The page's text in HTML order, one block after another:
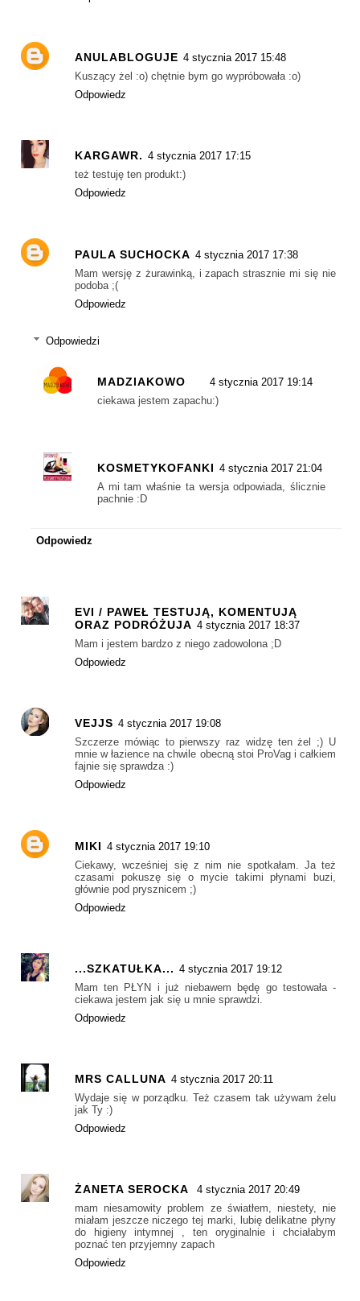
ANULABLOGUJE 4 stycznia 2017 15:48
Kuszący żel :o) chętnie bym go wypróbowała :o)
Odpowiedz
KARGAWR. 4 stycznia 2017 17:15
też testuję ten produkt:)
Odpowiedz
PAULA SUCHOCKA 4 stycznia 2017 17:38
Mam wersję z żurawinką, i zapach strasznie mi się nie
podoba ;(
Odpowiedz
Odpowiedzi
MADZIAKOWO
4 stycznia 2017 19:14
ciekawa jestem zapachu:)
KOSMETYKOFANKI 4 stycznia 2017 21:04
A mi tam właśnie ta wersja odpowiada, ślicznie
pachnie :D
Odpowiedz
EVI / PAWEŁ TESTUJĄ, KOMENTUJĄ
ORAZ PODRÓŻUJA 4 stycznia 2017 18:37
Mam i jestem bardzo z niego zadowolona ;D
Odpowiedz
VEJJS 4 stycznia 2017 19:08
Szczerze mówiąc to pierwszy raz widzę ten żel ;) U
mnie w łazience na chwile obecną stoi ProVag i całkiem
fajnie się sprawdza :)
Odpowiedz
MIKI 4 stycznia 2017 19:10
Ciekawy, wcześniej się z nim nie spotkałam. Ja też
czasami pokuszę się o mycie takimi płynami buzi,
głównie pod prysznicem ;)
Odpowiedz
...SZKATUŁKA... 4 stycznia 2017 19:12
Mam ten PŁYN i już niebawem będę go testowała -
ciekawa jestem jak się u mnie sprawdzi.
Odpowiedz
MRS CALLUNA 4 stycznia 2017 20:11
Wydaje się w porządku. Też czasem tak używam żelu
jak Ty :)
Odpowiedz
ŻANETA SEROCKA
4 stycznia 2017 20:49
mam niesamowity problem ze światłem, niestety, nie
miałam jeszcze niczego tej marki, lubię delikatne płyny
do higieny intymnej , ten oryginalnie i chciałabym
poznać ten przyjemny zapach
Odpowiedz